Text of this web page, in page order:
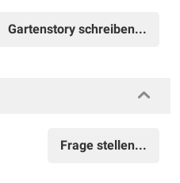
Gartenstory schreiben...
Frage stellen...